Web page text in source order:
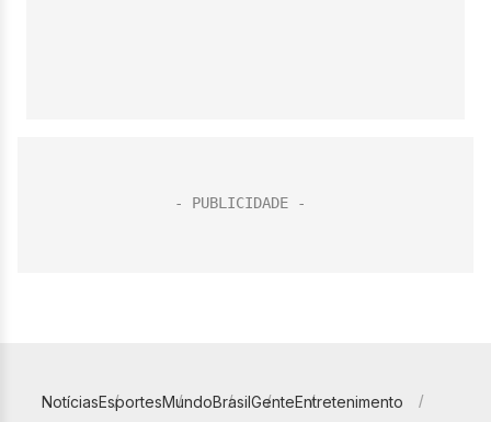
NotíciasEsportesMundoBrasilGenteEntretenimento